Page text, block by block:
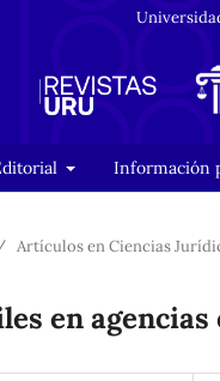
Información
Artículos en Ciencias
en agencias